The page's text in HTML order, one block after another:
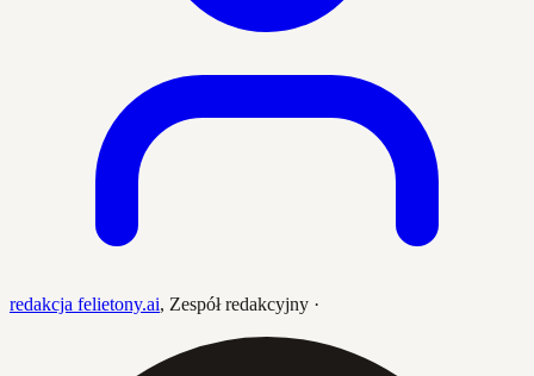
redakcja felietony.ai, Zespół redakcyjny ·